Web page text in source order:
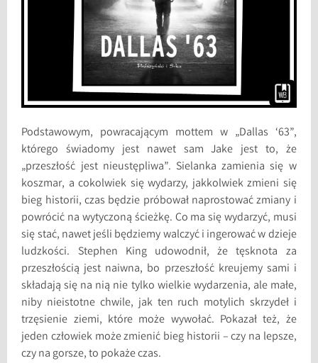
Podstawowym, powracającym mottem w „Dallas ‘63”,
którego świadomy jest nawet sam Jake jest to, że
„przeszłość jest nieustępliwa”. Sielanka zamienia się w
koszmar, a cokolwiek się wydarzy, jakkolwiek zmieni się
bieg historii, czas będzie próbował naprostować zmiany i
powrócić na wytyczoną ścieżkę. Co ma się wydarzyć, musi
się stać, nawet jeśli będziemy walczyć i ingerować w dzieje
ludzkości. Stephen King udowodnił, że tęsknota za
przeszłością jest naiwna, bo przeszłość kreujemy sami i
składają się na nią nie tylko wielkie wydarzenia, ale małe,
niby nieistotne chwile, jak ten ruch motylich skrzydeł i
trzęsienie ziemi, które może wywołać. Pokazał też, że
jeden człowiek może zmienić bieg historii – czy na lepsze,
czy na gorsze, to pokaże czas.